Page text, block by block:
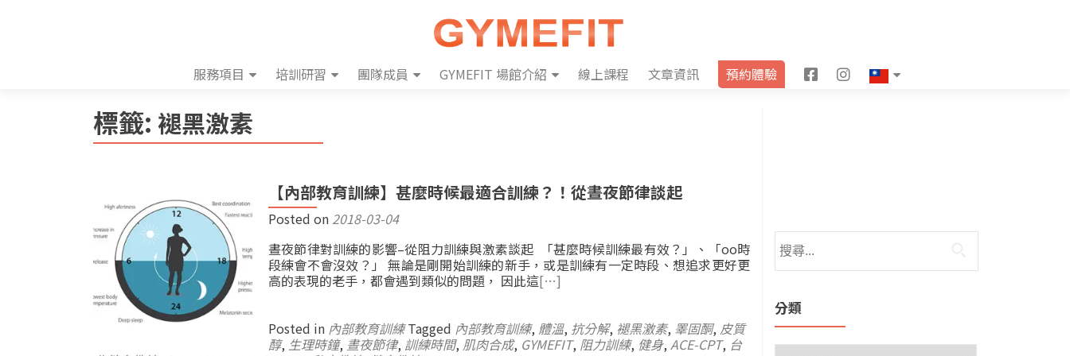
服務項目 培訓研習 團隊成員 GYMEFIT 場館介紹 線上課程 文章資訊 預約體驗
F
k
I
a
標籤: 褪黑激素
【內部教育訓練】甚麼時候最適合訓練？！從晝夜節律談起
Posted on 2018-03-04
晝夜節律對訓練的影響–從阻力訓練與激素談起 「甚麼時候訓練最有效？」、「oo時
段練會不會沒效？」 無論是剛開始訓練的新手，或是訓練有一定時段、想追求更好更
高的表現的老手，都會遇到類似的問題， 因此這[…]
Posted in 內部教育訓練 Tagged 內部教育訓練, 體溫, 抗分解, 褪黑激素, 睪固酮, 皮質
醇, 生理時鐘, 晝夜節律, 訓練時間, 肌肉合成, GYMEFIT, 阻力訓練, 健身, ACE-CPT, 台
分類